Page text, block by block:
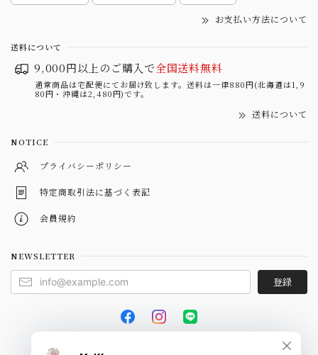
お支払い方法について
送料について
9,000円以上のご購入で全国送料無料
通常商品は宅配便にてお届け致します。送料は一律880円(北海道は1,9
80円・沖縄は2,480円)です。
送料について
NOTICE
プライバシーポリシー
特定商取引法に基づく表記
会員規約
NEWSLETTER
登録